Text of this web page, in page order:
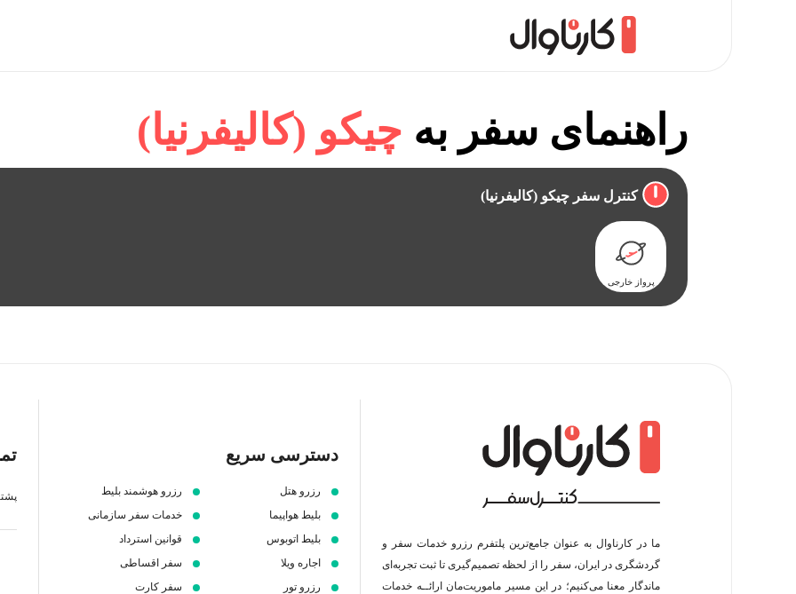
راهنمای سفر به چیکو (کالیفرنیا)
کنترل سفر چیکو (کالیفرنیا)
پرواز خارجی
ما در کارناوال به عنوان جامع‌ترین پلتفرم رزرو خدمات سفر و
گردشگری در ایران، سفر را از لحظه‌ تصمیم‌گیری تا ثبت تجربه‌ای
ماندگار معنا می‌کنیم؛ در این مسیر‍ ماموریت‌مان اراﺋــﻪ خدمات
دسترسی سریع
رزرو هتل
بلیط هواپیما
بلیط اتوبوس
اجاره ویلا
رزرو تور
رزرو هوشمند بلیط
خدمات سفر سازمانی
قوانین استرداد
سفر اقساطی
سفر کارت
پشتیبانی